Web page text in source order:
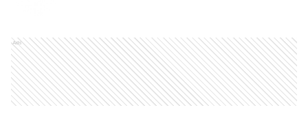
Ads